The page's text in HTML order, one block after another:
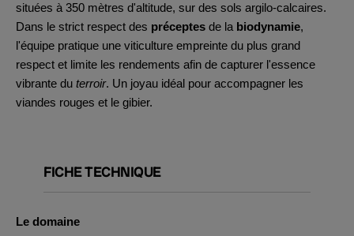
situées à 350 mètres d'altitude, sur des sols argilo-calcaires.
Dans le strict respect des préceptes de la biodynamie,
l'équipe pratique une viticulture empreinte du plus grand
respect et limite les rendements afin de capturer l'essence
vibrante du terroir. Un joyau idéal pour accompagner les
viandes rouges et le gibier.
FICHE TECHNIQUE
Le domaine